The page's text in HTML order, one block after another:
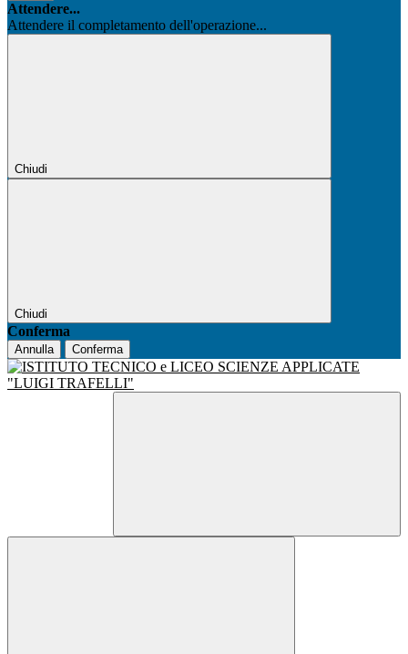
Attendere...
Attendere il completamento dell'operazione...
Chiudi
Chiudi
Conferma
Annulla Conferma